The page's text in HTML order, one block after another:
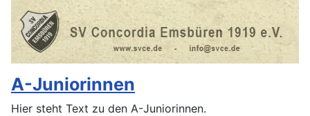
A-Juniorinnen
Hier steht Text zu den A-Juniorinnen.